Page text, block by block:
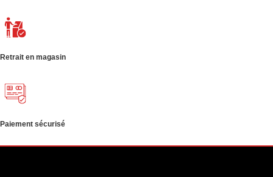
Retrait en magasin
Paiement sécurisé